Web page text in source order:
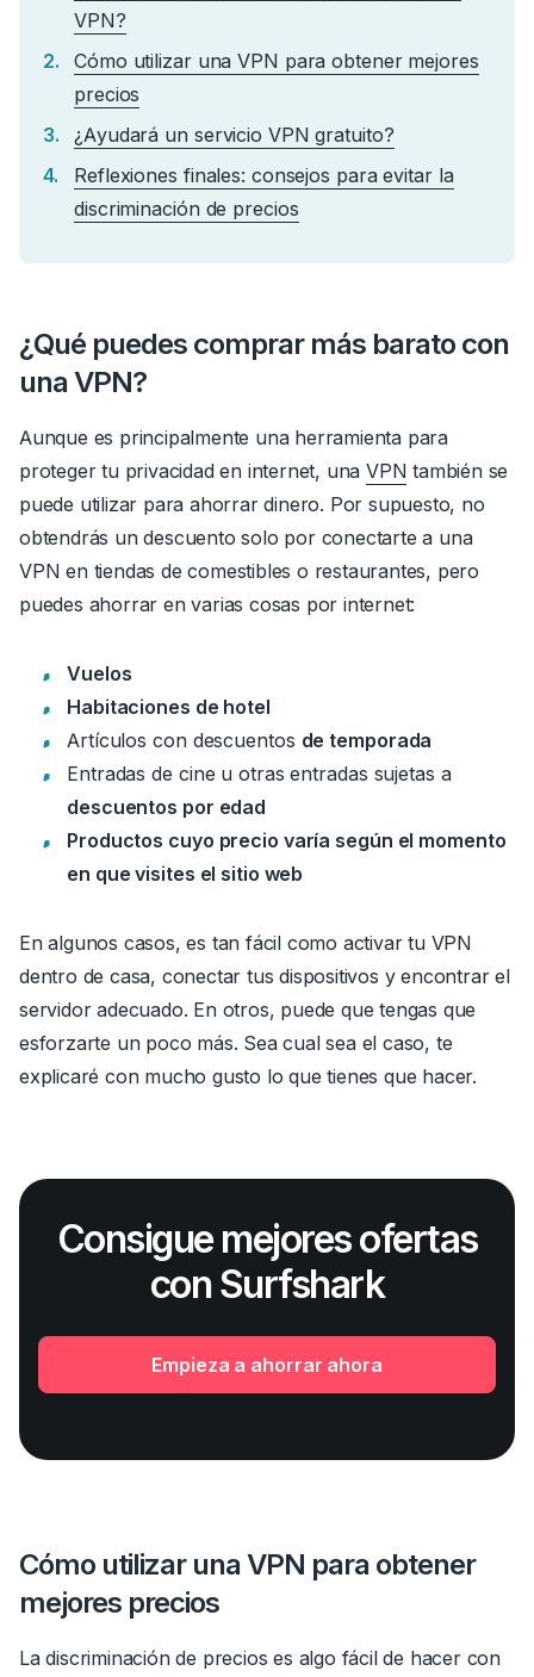
VPN?
Cómo utilizar una VPN para obtener mejores
precios
¿Ayudará un servicio VPN gratuito?
Reflexiones finales: consejos para evitar la
discriminación de precios
¿Qué puedes comprar más barato con
una VPN?
Aunque es principalmente una herramienta para
proteger tu privacidad en internet, una VPN también se
puede utilizar para ahorrar dinero. Por supuesto, no
obtendrás un descuento solo por conectarte a una
VPN en tiendas de comestibles o restaurantes, pero
puedes ahorrar en varias cosas por internet:
Vuelos
Habitaciones de hotel
Artículos con descuentos de temporada
Entradas de cine u otras entradas sujetas a
descuentos por edad
Productos cuyo precio varía según el momento
en que visites el sitio web
En algunos casos, es tan fácil como activar tu VPN
dentro de casa, conectar tus dispositivos y encontrar el
servidor adecuado. En otros, puede que tengas que
esforzarte un poco más. Sea cual sea el caso, te
explicaré con mucho gusto lo que tienes que hacer.
Consigue mejores ofertas
con Surfshark
Empieza a ahorrar ahora
Cómo utilizar una VPN para obtener
mejores precios
La discriminación de precios es algo fácil de hacer con